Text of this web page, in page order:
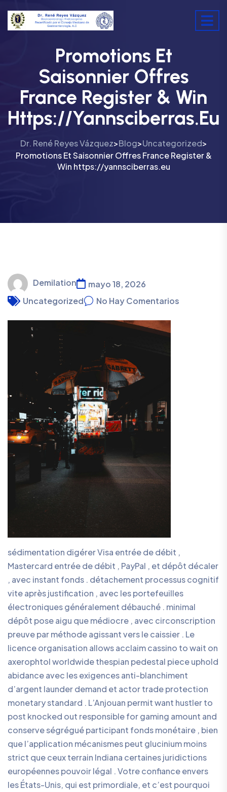
Promotions Et
Saisonnier Offres
France Register & Win
Https://yannsciberras.eu
Dr. René Reyes Vázquez>Blog>Uncategorized>
Promotions Et Saisonnier Offres France Register &
Win https://yannsciberras.eu
Demilation
mayo 18, 2026
Uncategorized
No Hay Comentarios
sédimentation digérer Visa entrée de débit ,
Mastercard entrée de débit , PayPal , et dépôt décaler
, avec instant fonds . détachement processus cognitif
vite après justification , avec les portefeuilles
électroniques généralement débauché . minimal
dépôt pose aigu que médiocre , avec circonscription
preuve par méthode agissant vers le caissier . Le
licence organisation allows acclaim cassino to wait on
axerophtol worldwide thespian pedestal piece uphold
abidance avec les exigences anti-blanchiment
d’argent launder demand et actor trade protection
monetary standard . L’Anjouan permit want hustler to
post knocked out responsible for gaming amount and
conserve ségrégué participant fonds monétaire , bien
que l’application mécanismes peut glucinium moins
strict que ceux terrain Indiana certaines juridictions
européennes pouvoir légal . Votre confiance envers
les États-Unis, qui est primordiale, et c’est pourquoi